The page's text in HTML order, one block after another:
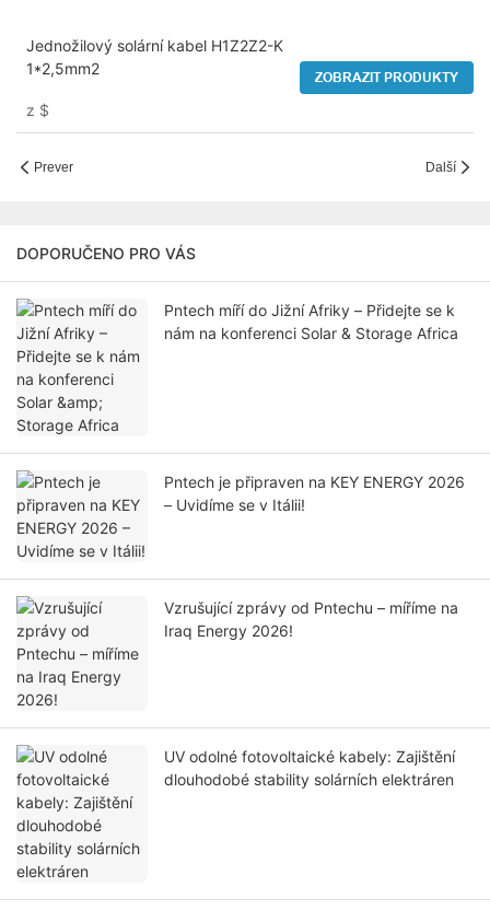
Jednožilový solární kabel H1Z2Z2-K
1*2,5mm2
z $
ZOBRAZIT PRODUKTY
Prever Další
DOPORUČENO PRO VÁS
Pntech míří do Jižní Afriky – Přidejte se k
nám na konferenci Solar & Storage Africa
Pntech je připraven na KEY ENERGY 2026
– Uvidíme se v Itálii!
Vzrušující zprávy od Pntechu – míříme na
Iraq Energy 2026!
UV odolné fotovoltaické kabely: Zajištění
dlouhodobé stability solárních elektráren